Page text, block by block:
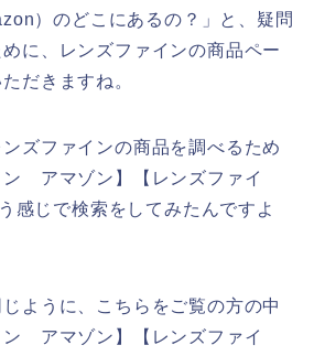
）のどこにあるの？」と、疑問
に、レンズファインの商品ペー
だきますね。
ズファインの商品を調べるため
ン アマゾン】【レンズファイ
じで検索をしてみたんですよ
ように、こちらをご覧の方の中
ン アマゾン】【レンズファイ